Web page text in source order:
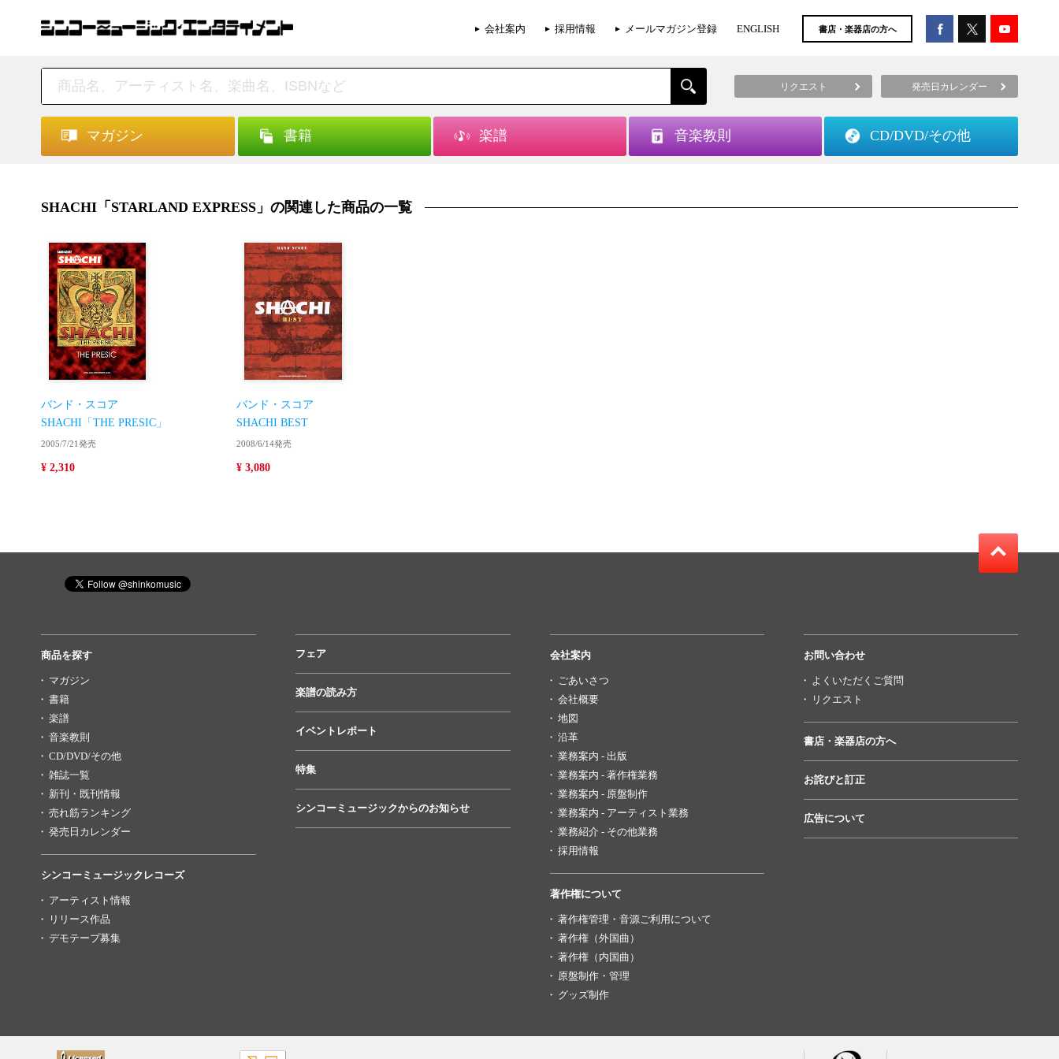
会社案内 採用情報 メールマガジン登録 ENGLISH 書店・楽器店の方へ
リクエスト 発売日カレンダー
マガジン 書籍 楽譜 音楽教則 CD/DVD/その他
SHACHI「STARLAND EXPRESS」の関連した商品の一覧
バンド・スコア
SHACHI「THE PRESIC」
2005/7/21発売
¥ 2,310
バンド・スコア
SHACHI BEST
2008/6/14発売
¥ 3,080
商品を探す
マガジン
書籍
楽譜
音楽教則
CD/DVD/その他
雑誌一覧
新刊・既刊情報
売れ筋ランキング
発売日カレンダー
シンコーミュージックレコーズ
アーティスト情報
リリース作品
デモテープ募集
フェア
楽譜の読み方
イベントレポート
特集
シンコーミュージックからのお知らせ
会社案内
ごあいさつ
会社概要
地図
沿革
業務案内 - 出版
業務案内 - 著作権業務
業務案内 - 原盤制作
業務案内 - アーティスト業務
業務紹介 - その他業務
採用情報
著作権について
著作権管理・音源ご利用について
著作権（外国曲）
著作権（内国曲）
原盤制作・管理
グッズ制作
お問い合わせ
よくいただくご質問
リクエスト
書店・楽器店の方へ
お詫びと訂正
広告について